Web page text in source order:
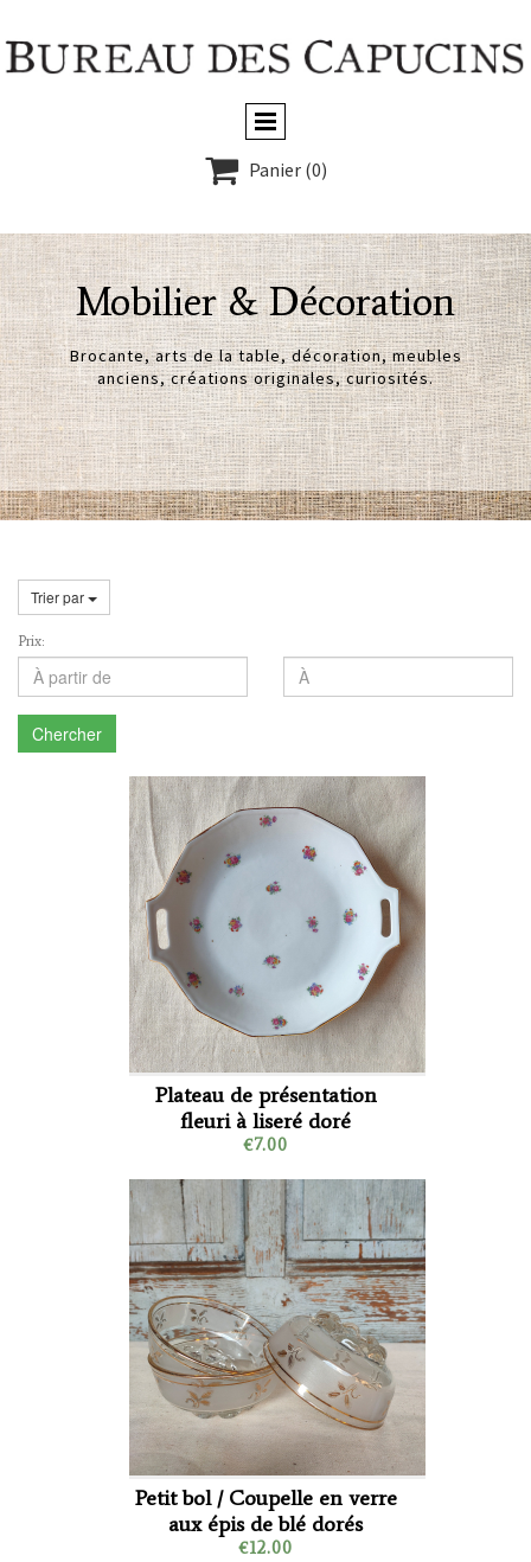
 Panier (0)
Mobilier & Décoration
Brocante, arts de la table, décoration, meubles
anciens, créations originales, curiosités.
Trier par
Prix:
Chercher
Plateau de présentation
fleuri à liseré doré
€7.00
Petit bol / Coupelle en verre
aux épis de blé dorés
€12.00